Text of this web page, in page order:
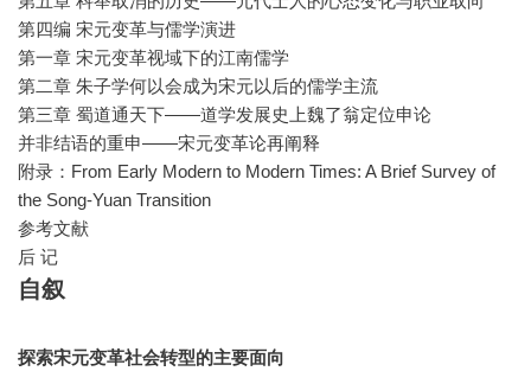
第四编 宋元变革与儒学演进
第一章 宋元变革视域下的江南儒学
第二章 朱子学何以会成为宋元以后的儒学主流
第三章 蜀道通天下——道学发展史上魏了翁定位申论
并非结语的重申——宋元变革论再阐释
附录：From Early Modern to Modern Times: A Brief Survey of
the Song-Yuan Transition
参考文献
后 记
自叙
探索宋元变革社会转型的主要面向